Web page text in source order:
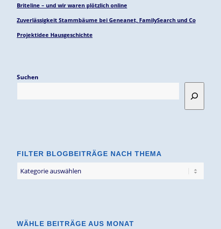
Briteline – und wir waren plötzlich online
Zuverlässigkeit Stammbäume bei Geneanet, FamilySearch und Co
Projektidee Hausgeschichte
Suchen
FILTER BLOGBEITRÄGE NACH THEMA
Blogbeiträge
WÄHLE BEITRÄGE AUS MONAT